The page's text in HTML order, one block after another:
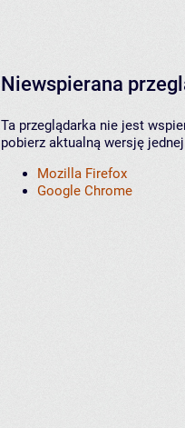
Niewspierana
Ta przeglądarka nie jest
pobierz aktualną wersję
Mozilla Firefox
Google Chrome